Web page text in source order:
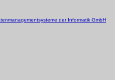
der Informatik GmbH